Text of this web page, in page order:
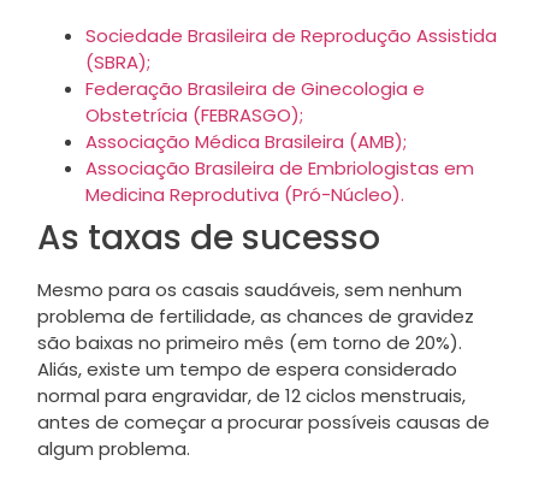
Sociedade Brasileira de Reprodução Assistida
(SBRA);
Federação Brasileira de Ginecologia e
Obstetrícia (FEBRASGO);
Associação Médica Brasileira (AMB);
Associação Brasileira de Embriologistas em
Medicina Reprodutiva (Pró-Núcleo).
As taxas de sucesso
Mesmo para os casais saudáveis, sem nenhum
problema de fertilidade, as chances de gravidez
são baixas no primeiro mês (em torno de 20%).
Aliás, existe um tempo de espera considerado
normal para engravidar, de 12 ciclos menstruais,
antes de começar a procurar possíveis causas de
algum problema.